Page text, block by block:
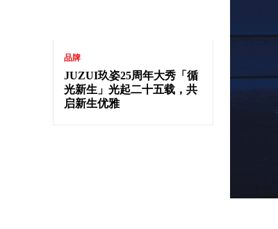
品牌
JUZUI玖姿25周年大秀「循
光新生」光起二十五载，共
启新生优雅